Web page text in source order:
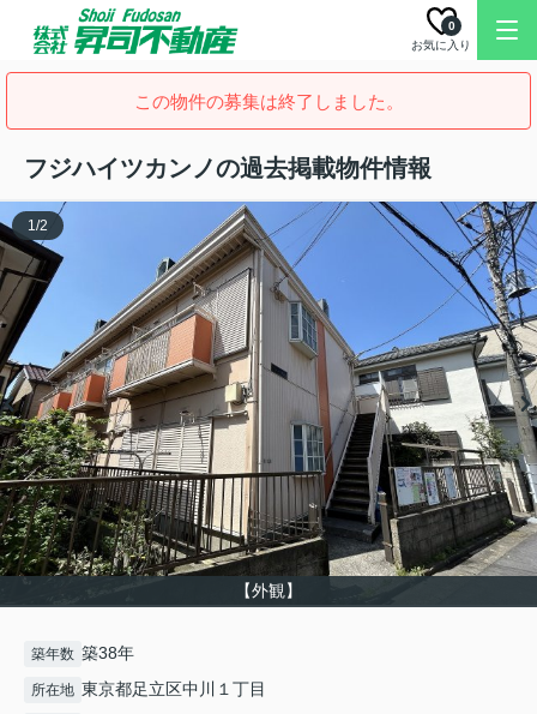
お気に入り
0
この物件の募集は終了しました。
フジハイツカンノの過去掲載物件情報
【外観】
1/2
築年数 築38年
所在地 東京都足立区中川１丁目